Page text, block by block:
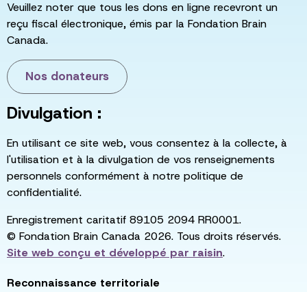
Veuillez noter que tous les dons en ligne recevront un
reçu fiscal électronique, émis par la Fondation Brain
Canada.
Nos donateurs
Divulgation :
En utilisant ce site web, vous consentez à la collecte, à
l'utilisation et à la divulgation de vos renseignements
personnels conformément à notre politique de
confidentialité.
Enregistrement caritatif 89105 2094 RR0001.
© Fondation Brain Canada 2026. Tous droits réservés.
Site web conçu et développé par raisin.
Reconnaissance territoriale